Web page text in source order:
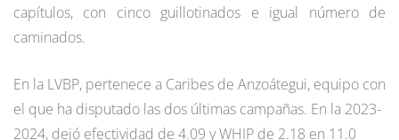
capítulos, con cinco guillotinados e igual número de
caminados.
En la LVBP, pertenece a Caribes de Anzoátegui, equipo con
el que ha disputado las dos últimas campañas. En la 2023-
2024, dejó efectividad de 4.09 y WHIP de 2.18 en 11.0